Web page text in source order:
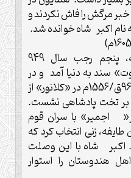
خبر مرگش را فاش نکردند و
نام اکبر شاه خوانده شد.
اکبر در شب یک شنبه، پنجم رجب سال 949
امرکوت» سند به دنیا آمد و در
روز جمعه دوم ربیع الثانی 963ق/1556م در «کلانور» از
بر تخت پادشاهی نشست.
اجمیر» با سران قوم
زنی انتخاب کرد که
شاه با این وصلت
هندوستان را استوار